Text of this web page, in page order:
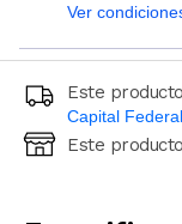
Ver
Este
Capital
Ingresá código
Este